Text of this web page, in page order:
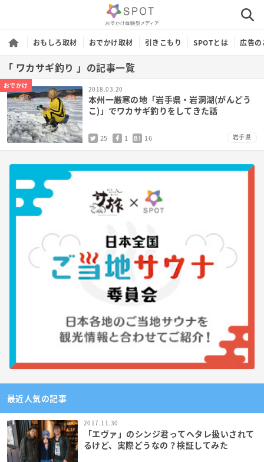
おもしろ取材 おでかけ取材 引きこもり SPOTとは 広告
「 ワカサギ釣り 」の記事一覧
おでかけ 2018.03.20
本州一厳寒の地「岩手県・岩洞湖(がんどう
こ)」でワカサギ釣りをしてきた話
25 1 B! 16 岩手県
最近人気の記事
2017.11.30
「エヴァ」のシンジ君ってヘタレ扱いされて
るけど、実際どうなの？検証してみた